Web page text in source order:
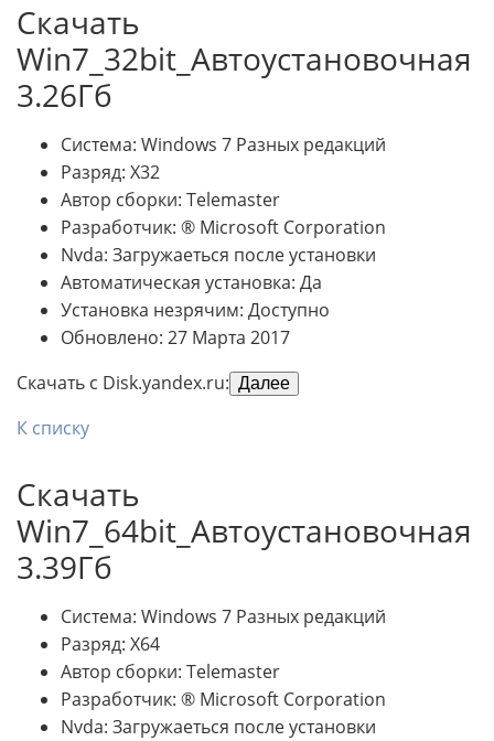
Скачать
Win7_32bit_Автоустановочная
3.26Гб
Система: Windows 7 Разных редакций
Разряд: X32
Автор сборки: Telemaster
Разработчик: ® Microsoft Corporation
Nvda: Загружаеться после установки
Автоматическая установка: Да
Установка незрячим: Доступно
Обновлено: 27 Марта 2017
Скачать с Disk.yandex.ru: Далее
К списку
Скачать
Win7_64bit_Автоустановочная
3.39Гб
Система: Windows 7 Разных редакций
Разряд: X64
Автор сборки: Telemaster
Разработчик: ® Microsoft Corporation
Nvda: Загружаеться после установки